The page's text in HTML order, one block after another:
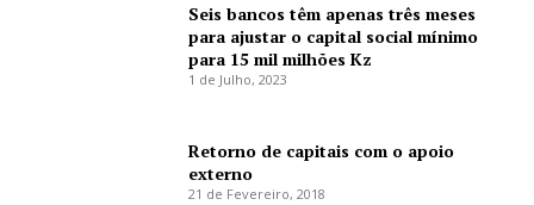
Seis bancos têm apenas três meses
para ajustar o capital social mínimo
para 15 mil milhões Kz
1 de Julho, 2023
Retorno de capitais com o apoio
externo
21 de Fevereiro, 2018